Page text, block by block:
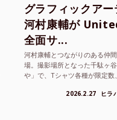
グラフィックア
河村康輔が
全面サ...
河村康輔とつながりのある仲
場。撮影場所となった千駄ヶ
や」で、Tシャツ各種が限定
2026.2.27 ヒラ